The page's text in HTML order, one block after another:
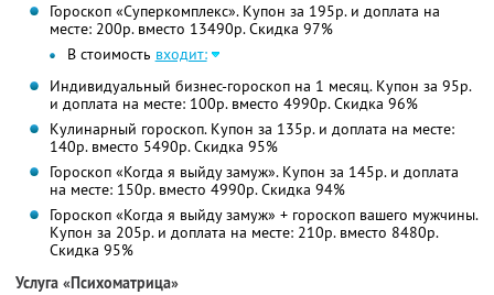
Гороскоп «Суперкомплекс». Купон за 195р. и доплата на
месте: 200р. вместо 13490р. Скидка 97%
В стоимость входит:
Индивидуальный бизнес-гороскоп на 1 месяц. Купон за 95р.
и доплата на месте: 100р. вместо 4990р. Скидка 96%
Кулинарный гороскоп. Купон за 135р. и доплата на месте:
140р. вместо 5490р. Скидка 95%
Гороскоп «Когда я выйду замуж». Купон за 145р. и доплата
на месте: 150р. вместо 4990р. Скидка 94%
Гороскоп «Когда я выйду замуж» + гороскоп вашего мужчины.
Купон за 205р. и доплата на месте: 210р. вместо 8480р.
Скидка 95%
Услуга «Психоматрица»